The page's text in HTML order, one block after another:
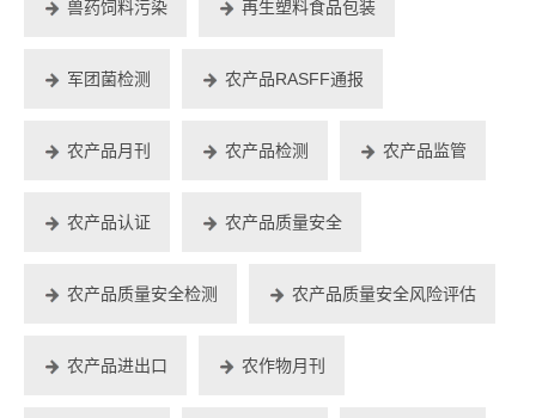
兽药饲料污染 再生塑料食品包装
军团菌检测 农产品RASFF通报
农产品月刊 农产品检测 农产品监管
农产品认证 农产品质量安全
农产品质量安全检测 农产品质量安全风险评估
农产品进出口 农作物月刊